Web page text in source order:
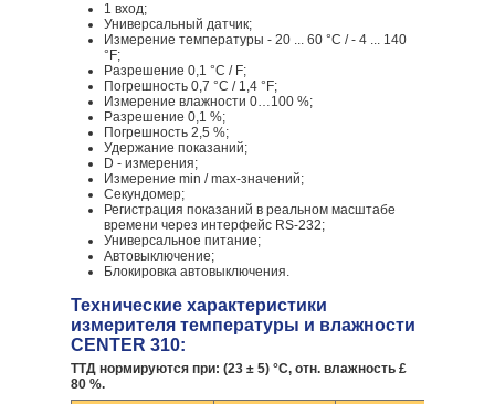
1 вход;
Универсальный датчик;
Измерение температуры - 20 ... 60 °С / - 4 ... 140
°F;
Разрешение 0,1 °C / F;
Погрешность 0,7 °С / 1,4 °F;
Измерение влажности 0…100 %;
Разрешение 0,1 %;
Погрешность 2,5 %;
Удержание показаний;
D - измерения;
Измерение min / max-значений;
Секундомер;
Регистрация показаний в реальном масштабе
времени через интерфейс RS-232;
Универсальное питание;
Автовыключение;
Блокировка автовыключения.
Технические характеристики
измерителя температуры и влажности
CENTER 310:
ТТД нормируются при: (23 ± 5) °С, отн. влажность £
80 %.